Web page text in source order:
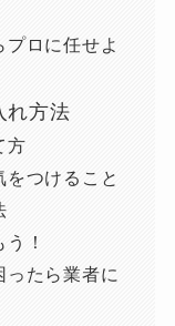
ロに任せよ
れ方法
方
つけること
！
ったら業者に